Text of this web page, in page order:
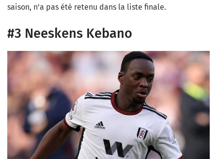
saison, n’a pas été retenu dans la liste finale.
#3 Neeskens Kebano